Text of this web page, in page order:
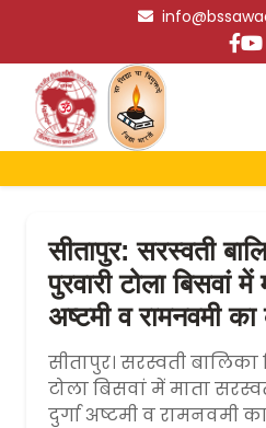
सीतापुर: सरस्वती
पुरवारी टोला बिसवां में
अष्टमी व रामनवमी
सीतापुर। सरस्वती बालिका
टोला बिसवां में माता
दुर्गा अष्टमी व रामनवमी